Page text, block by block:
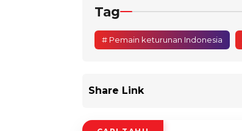
Tag
# Pemain keturunan Indonesia
Share Link